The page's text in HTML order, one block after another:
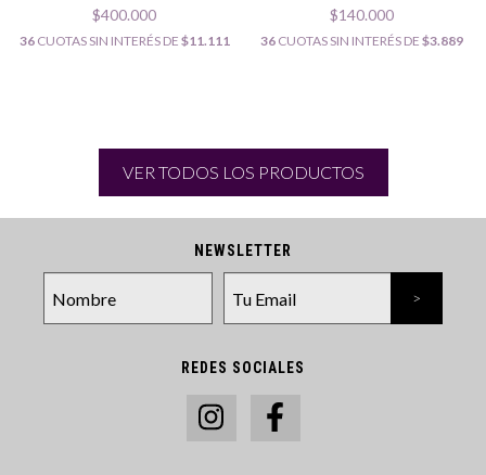
$400.000
36CUOTAS SIN INTERÉS DE $11.111
$140.000
36 CUOTAS SIN INTERÉS DE $3.889
VER TODOS LOS PRODUCTOS
NEWSLETTER
REDES SOCIALES